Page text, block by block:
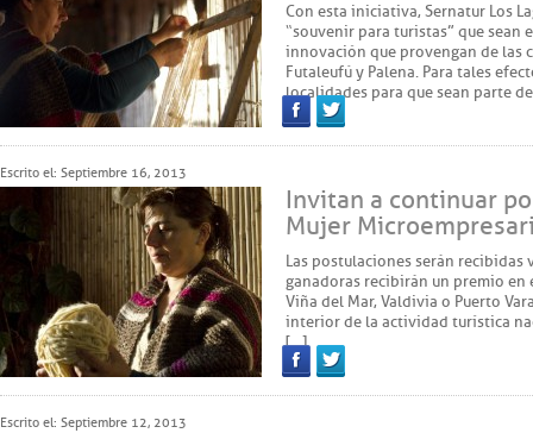
Con esta iniciativa, Sernatur Los
“souvenir para turistas” que sean
innovación que provengan de las
Futaleufú y Palena. Para tales
localidades para que sean parte
FacebookTwitter
Escrito el: Septiembre 16, 2013
Invitan a continuar
Mujer
Las postulaciones serán recibidas
ganadoras recibirán un premio en
Viña del Mar, Valdivia o Puerto
interior de la actividad turística
[…]
FacebookTwitter
Escrito el: Septiembre 12, 2013